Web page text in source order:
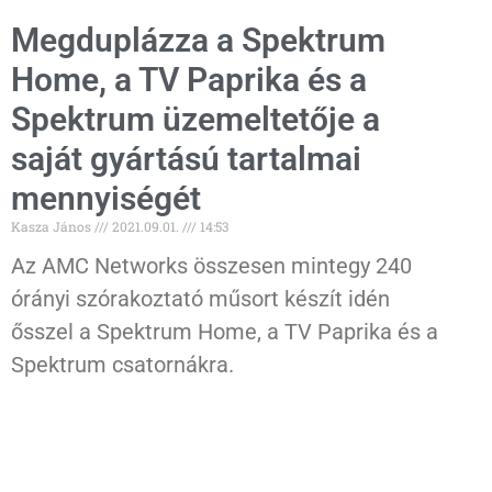
Megduplázza a Spektrum
Home, a TV Paprika és a
Spektrum üzemeltetője a
saját gyártású tartalmai
mennyiségét
Kasza János 2021.09.01. 14:53
Az AMC Networks összesen mintegy 240
órányi szórakoztató műsort készít idén
ősszel a Spektrum Home, a TV Paprika és a
Spektrum csatornákra.